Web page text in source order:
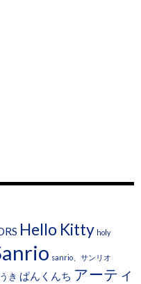
Hello Kitty holy
sanrio、サンリオ
き ぱんくんち アーティ